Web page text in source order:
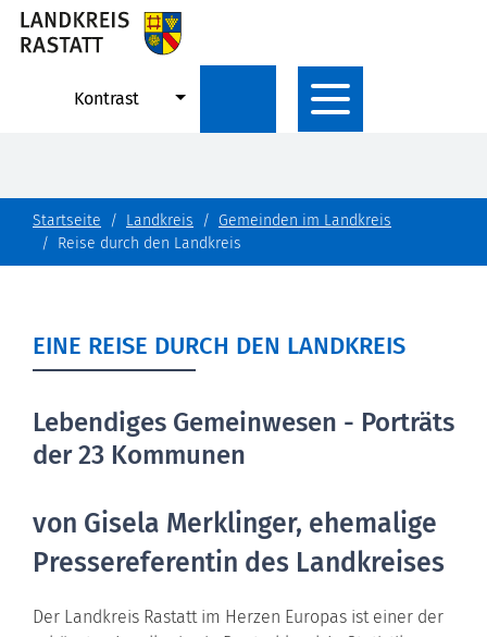
Kontrast
Startseite Landkreis
Gemeinden im Landkreis
Reise durch den Landkreis
EINE REISE DURCH DEN LANDKREIS
Lebendiges Gemeinwesen - Porträts
der 23 Kommunen
von Gisela Merklinger, ehemalige
Pressereferentin des Landkreises​
Der Landkreis Rastatt im Herzen Europas ist einer der